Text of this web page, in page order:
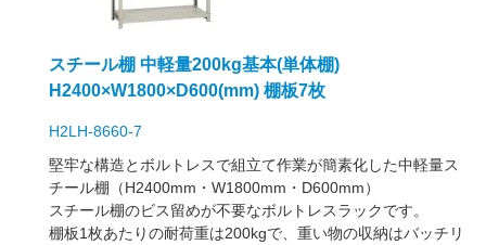
スチール棚 中軽量200kg基本(単体棚)
H2400×W1800×D600(mm) 棚板7枚
H2LH-8660-7
堅牢な構造とボルトレスで組立て作業が簡素化した中軽量ス
チール棚（H2400mm・W1800mm・D600mm）
スチール棚のビス留めが不要なボルトレスラックです。
棚板1枚あたりの耐荷重は200kgで、重い物の収納はバッチリ